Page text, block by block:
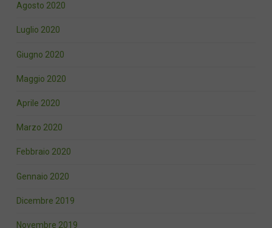
Agosto 2020
Luglio 2020
Giugno 2020
Maggio 2020
Aprile 2020
Marzo 2020
Febbraio 2020
Gennaio 2020
Dicembre 2019
Novembre 2019